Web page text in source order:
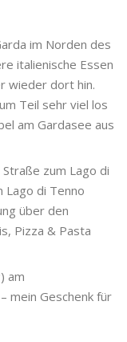
im Norden des
italienische Essen
wieder dort hin.
Teil sehr viel los
am Gardasee aus
zum Lago di
Lago di Tenno
über den
Pizza & Pasta
am
– mein Geschenk für